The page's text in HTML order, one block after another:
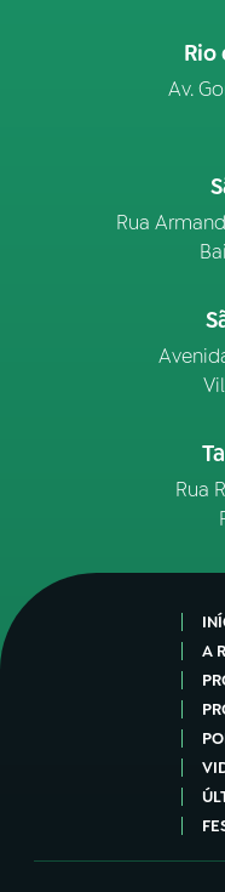
Rio
Av.
Rua
Rua
A